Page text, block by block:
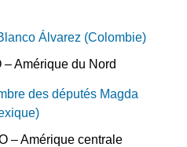
Álvarez (Colombie)
Amérique du Nord
des députés Magda
– Amérique centrale